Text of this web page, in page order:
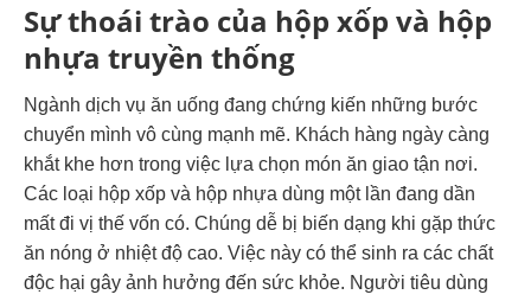
Sự thoái trào của hộp xốp và hộp
nhựa truyền thống
Ngành dịch vụ ăn uống đang chứng kiến những bước
chuyển mình vô cùng mạnh mẽ. Khách hàng ngày càng
khắt khe hơn trong việc lựa chọn món ăn giao tận nơi.
Các loại hộp xốp và hộp nhựa dùng một lần đang dần
mất đi vị thế vốn có. Chúng dễ bị biến dạng khi gặp thức
ăn nóng ở nhiệt độ cao. Việc này có thể sinh ra các chất
độc hại gây ảnh hưởng đến sức khỏe. Người tiêu dùng